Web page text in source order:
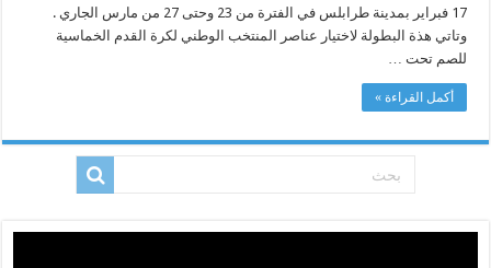
17 فبراير بمدينة طرابلس في الفترة من 23 وحتى 27 من مارس الجاري .
وتاتي هذة البطولة لاختيار عناصر المنتخب الوطني لكرة القدم الخماسية
للصم تحت …
أكمل القراءة »